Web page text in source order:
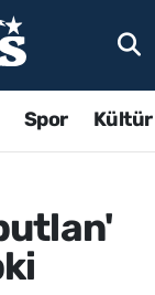
Spor